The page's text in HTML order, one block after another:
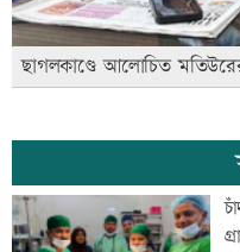
ছাগলকাণ্ডে আলোচিত